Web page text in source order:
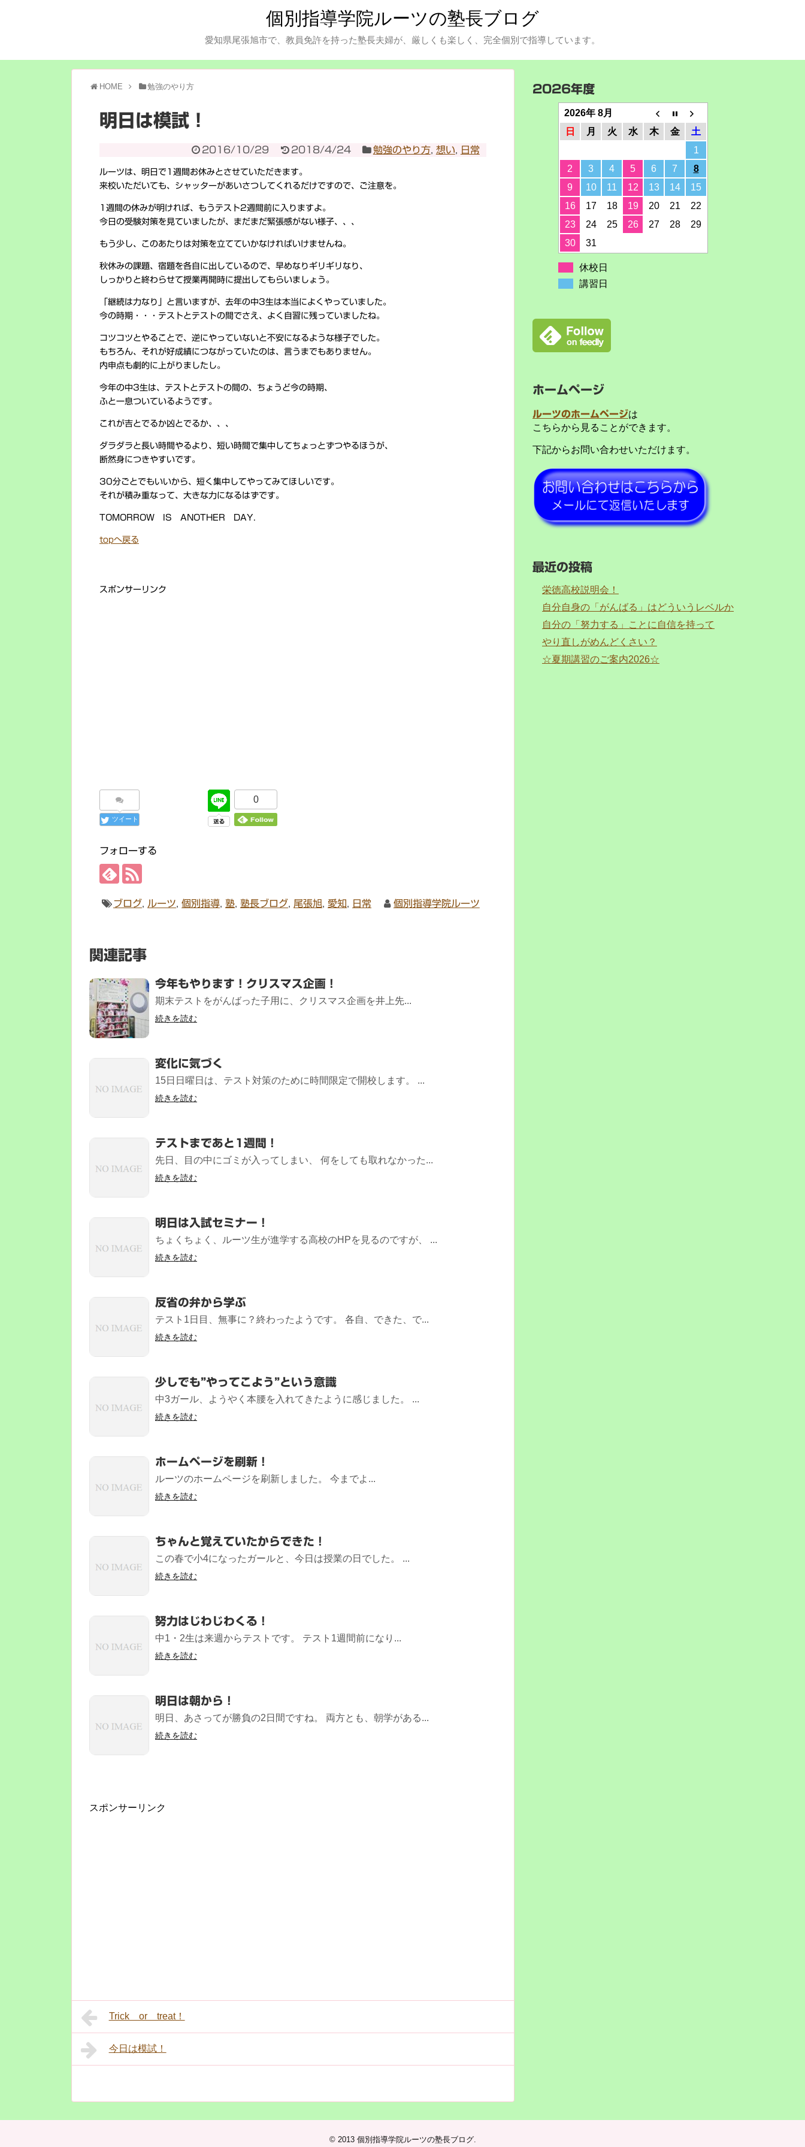
個別指導学院ルーツの塾長ブログ
愛知県尾張旭市で、教員免許を持った塾長夫婦が、厳しくも楽しく、完全個別で指導しています。
HOME 勉強のやり方
明日は模試！
2016/10/29 2018/4/24 勉強のやり方, 想い 日常
ルーツは、明日で1週間お休みとさせていただきます。
来校いただいても、シャッターがあいさつしてくれるだけですので、ご注意を。
1週間の休みが明ければ、もうテスト2週間前に入りますよ。
今日の受験対策を見ていましたが、まだまだ緊張感がない様子、、、
もう少し、このあたりは対策を立てていかなければいけませんね。
秋休みの課題、宿題を各自に出しているので、早めなりギリギリなり、
しっかりと終わらせて授業再開時に提出してもらいましょう。
「継続は力なり」と言いますが、去年の中3生は本当によくやっていました。
今の時期・・・テストとテストの間でさえ、よく自習に残っていましたね。
コツコツとやることで、逆にやっていないと不安になるような様子でした。
もちろん、それが好成績につながっていたのは、言うまでもありません。
内申点も劇的に上がりましたし。
今年の中3生は、テストとテストの間の、ちょうど今の時期、
ふと一息ついているようです。
これが吉とでるか凶とでるか、、、
ダラダラと長い時間やるより、短い時間で集中してちょっとずつやるほうが、
断然身につきやすいです。
30分ごとでもいいから、短く集中してやってみてほしいです。
それが積み重なって、大きな力になるはずです。
TOMORROW IS ANOTHER DAY.
topへ戻る
スポンサーリンク
ツイート
0
フォローする
ブログ ルーツ ,個別指導 ,塾 ,塾長ブログ 尾張旭 愛知 日常 個別指導学院ルーツ
関連記事
今年もやります！クリスマス企画！
期末テストをがんばった子用に、クリスマス企画を井上先...
続きを読む
変化に気づく
15日日曜日は、テスト対策のために時間限定で開校します。 ...
続きを読む
テストまであと1週間！
先日、目の中にゴミが入ってしまい、 何をしても取れなかった...
続きを読む
明日は入試セミナー！
ちょくちょく、ルーツ生が進学する高校のHPを見るのですが、 ...
続きを読む
反省の弁から学ぶ
テスト1日目、無事に？終わったようです。 各自、できた、で...
続きを読む
少しでも”やってこよう”という意識
中3ガール、ようやく本腰を入れてきたように感じました。 ...
続きを読む
ホームページを刷新！
ルーツのホームページを刷新しました。 今までよ...
続きを読む
ちゃんと覚えていたからできた！
この春で小4になったガールと、今日は授業の日でした。 ...
続きを読む
努力はじわじわくる！
中1・2生は来週からテストです。 テスト1週間前になり...
続きを読む
明日は朝から！
明日、あさってが勝負の2日間ですね。 両方とも、朝学がある...
続きを読む
スポンサーリンク
Trick or treat！
今日は模試！
2026年度
2026年 8月
日
月 火 水 木 金
土
1
2
3 4 5 6 7
8
9
10 11 12 13 14
15
16
17 18 19 20 21
22
23
24 25 26 27 28
29
30
31
休校日
講習日
ホームページ
ルーツのホームページは
こちらから見ることができます。
下記からお問い合わせいただけます。
最近の投稿
栄徳高校説明会！
自分自身の「がんばる」はどういうレベルか
自分の「努力する」ことに自信を持って
やり直しがめんどくさい？
☆夏期講習のご案内2026☆
© 2013 個別指導学院ルーツの塾長ブログ.